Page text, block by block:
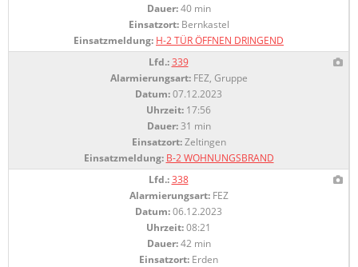
Dauer:40 min
Einsatzort:Bernkastel
Einsatzmeldung: H-2 TÜR ÖFFNEN DRINGEND
Lfd.: 339
Alarmierungsart:FEZ, Gruppe
Datum:07.12.2023
Uhrzeit: 17:56
Dauer:31 min
Einsatzort:Zeltingen
Einsatzmeldung: B-2 WOHNUNGSBRAND
Lfd.: 338
Alarmierungsart:FEZ
Datum:06.12.2023
Uhrzeit:08:21
Dauer:42 min
Einsatzort: Erden